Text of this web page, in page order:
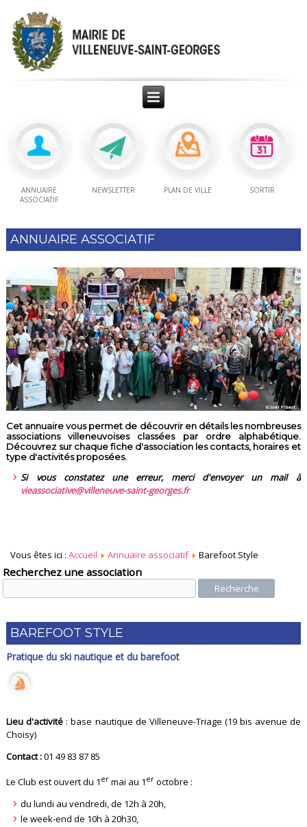
ANNUAIRE
ASSOCIATIF
NEWSLETTER PLAN DE VILLE SORTIR
ANNUAIRE ASSOCIATIF
Cet annuaire vous permet de découvrir en détails les nombreuses
associations villeneuvoises classées par ordre alphabétique.
Découvrez sur chaque fiche d'association les contacts, horaires et
type d'activités proposées.
Si vous constatez une erreur, merci d'envoyer un mail à
vieassociative@villeneuve-saint-georges.fr
Vous êtes ici :Accueil Annuaire associatif Barefoot Style
Recherchez une association
Recherche
BAREFOOT STYLE
Pratique du ski nautique et du barefoot
Lieu d'activité : base nautique de Villeneuve-Triage (19 bis avenue de
Choisy)
Contact :01 49 83 87 85
Le Club est ouvert du 1 er mai au 1 er octobre :
du lundi au vendredi, de 12h à 20h,
le week-end de 10h à 20h30,